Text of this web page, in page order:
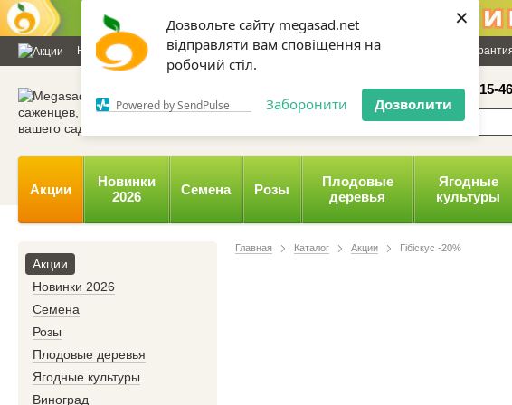
Дозвольте сайту megasad.net
відправляти вам сповіщення на
робочий стіл.
Powered by SendPulse Заборонити Дозволити
×
Новости и статьи Каталог Контакты Отзывы Дарим 100 грн
067 654-16-41, 050 515-
Акции
Новинки
2026
Семена Розы
Плодовые
деревья
Ягодные
культуры
Главная Каталог Акции Гібіскус -20%
Акции
Новинки 2026
Семена
Розы
Плодовые деревья
Ягодные культуры
Виноград